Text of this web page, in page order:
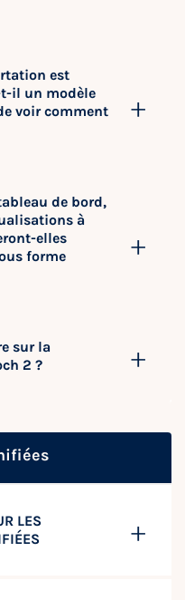
est
t-il un modèle
voir comment
de bord,
à
elles
forme
sur la
2 ?
LES